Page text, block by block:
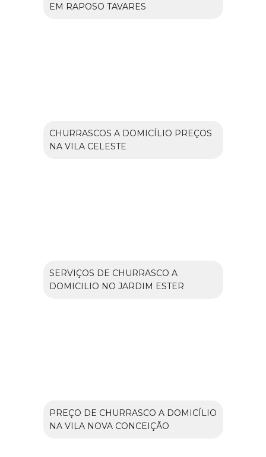
EM RAPOSO TAVARES
CHURRASCOS A DOMICÍLIO PREÇOS
NA VILA CELESTE
SERVIÇOS DE CHURRASCO A
DOMICILIO NO JARDIM ESTER
PREÇO DE CHURRASCO A DOMICÍLIO
NA VILA NOVA CONCEIÇÃO